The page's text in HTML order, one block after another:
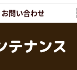
お問い合わせ